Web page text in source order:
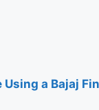
a Bajaj